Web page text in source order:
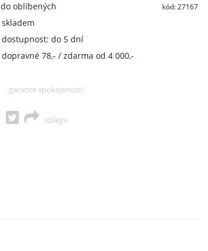
kód: 27167
do oblíbených
skladem
dostupnost: do 5 dní
dopravné 78,- / zdarma od 4 000,-
garance spokojenosti
sdílejte